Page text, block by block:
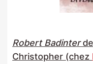
Robert Badinterde
Christopher (chez